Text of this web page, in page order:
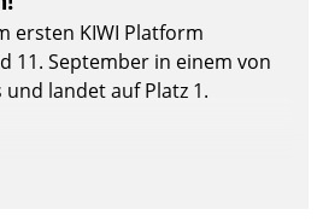
ersten KIWI Platform
11. September in einem von
landet auf Platz 1.